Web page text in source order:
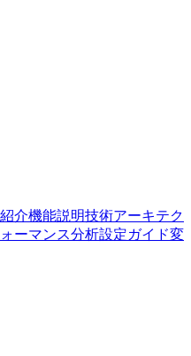
介機能説明技術アーキテク
ーマンス分析設定ガイド変